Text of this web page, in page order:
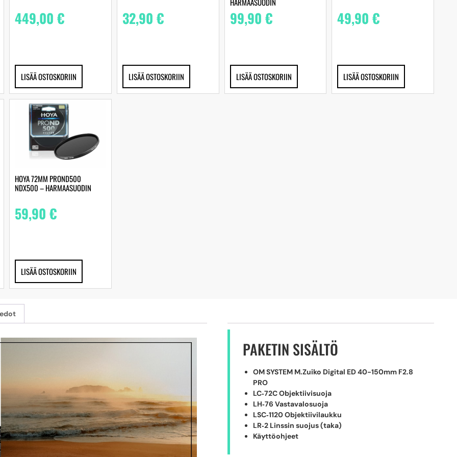
449,00€
LISÄÄ OSTOSKORIIN
32,90 €
LISÄÄ OSTOSKORIIN
99,90 €
LISÄÄ OSTOSKORIIN
49,90€
LISÄÄ OSTOSKORIIN
HOYA 72MM PROND500
NDX500 – HARMAASUODIN
59,90€
LISÄÄ OSTOSKORIIN
PAKETIN SISÄLTÖ
OM SYSTEM M.Zuiko Digital ED 40-150mm F2.8
PRO
LC‑72C Objektiivisuoja
LH‑76 Vastavalosuoja
LSC‑1120 Objektiivilaukku
LR‑2 Linssin suojus (taka)
Käyttöohjeet